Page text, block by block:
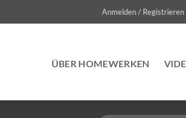
Anmelden / Registrieren
ÜBER HOMEWERKEN